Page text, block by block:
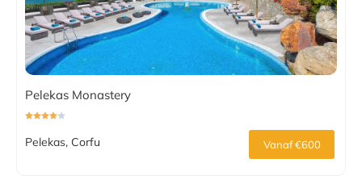
Pelekas Monastery
Pelekas, Corfu Vanaf €600